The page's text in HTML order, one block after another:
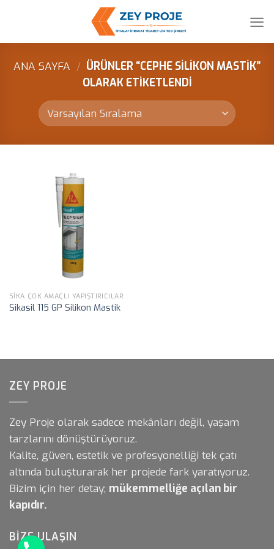
content
ANA SAYFA / ÜRÜNLER “CEPHE SILIKON MASTIK”
OLARAK ETIKETLENDI
SIKA ÇOK AMAÇLI YAPIŞTIRICILAR
Sikasil 115 GP Silikon Mastik
ZEY PROJE
Zey Proje olarak sadece mekânları değil, yaşam
tarzlarını dönüştürüyoruz.
Kalite, güven, estetik ve profesyonelliği tek çatı
altında buluşturarak her projede fark yaratıyoruz.
Bizim için her detay; mükemmelliğe açılan bir
kapıdır.
BIZE ULAŞIN